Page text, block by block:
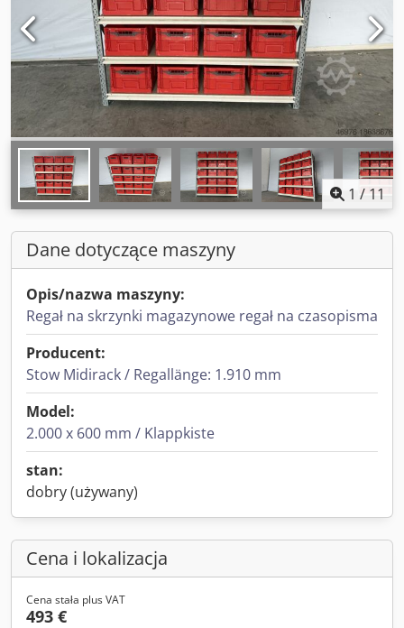
1 / 11
Dane dotyczące maszyny
Opis/nazwa maszyny:
Regał na skrzynki magazynowe regał na czasopisma
Producent:
Stow Midirack / Regallänge: 1.910 mm
Model:
2.000 x 600 mm / Klappkiste
stan:
dobry (używany)
Cena i lokalizacja
Cena stała plus VAT
493 €